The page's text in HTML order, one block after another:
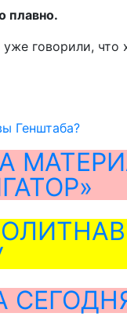
плавно.
говорили,
Генштаба?